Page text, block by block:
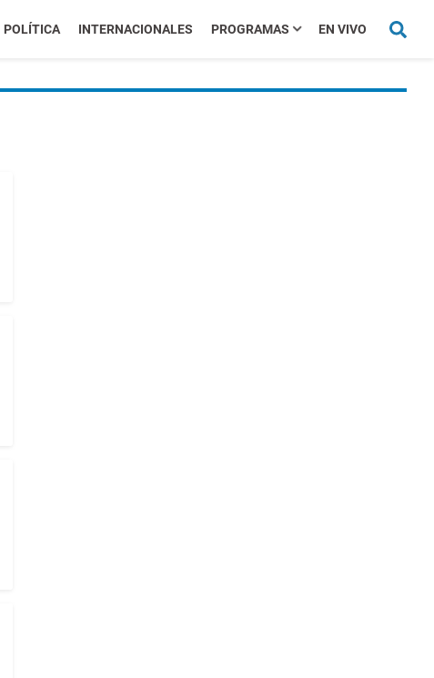
POLÍTICA INTERNACIONALES PROGRAMAS EN VIVO